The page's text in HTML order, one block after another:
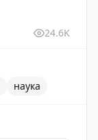
24.6K
наука